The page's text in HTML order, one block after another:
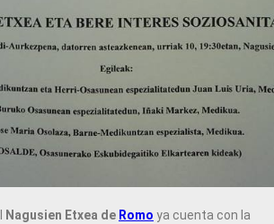
Nagusien Etxea de Romo ya cuenta con la